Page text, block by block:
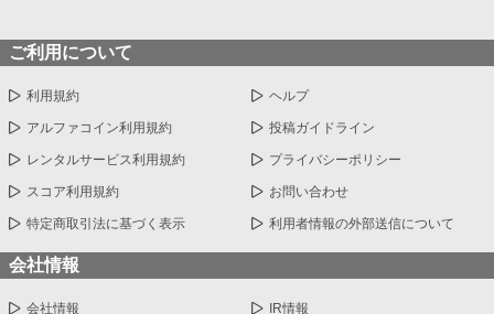
ご利用について
利用規約 ヘルプ
アルファコイン利用規約 投稿ガイドライン
レンタルサービス利用規約 プライバシーポリシー
スコア利用規約 お問い合わせ
特定商取引法に基づく表示 利用者情報の外部送信について
会社情報
会社情報 IR情報